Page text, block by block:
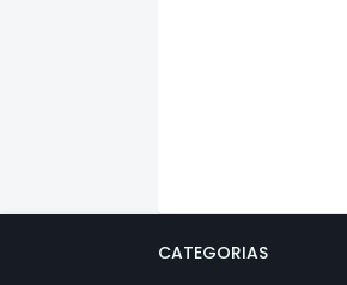
CATEGORIAS